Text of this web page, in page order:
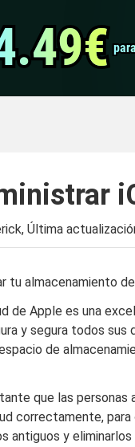
Última
tu almacenamiento
de Apple es una
y segura todos
de
que las personas
correctamente,
antiguos y